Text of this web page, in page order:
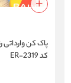
کد ER-2319